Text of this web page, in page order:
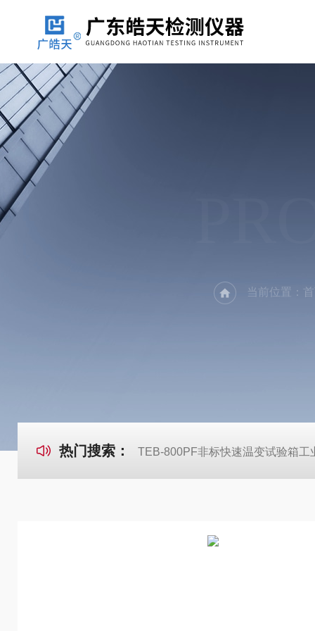
当前位置：
热门搜索： TEB-800PF非标快速温变试验箱工